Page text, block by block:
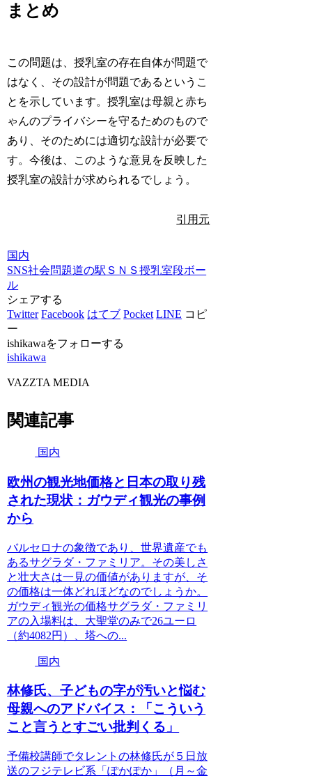
まとめ
この問題は、授乳室の存在自体が問題で
はなく、その設計が問題であるというこ
とを示しています。授乳室は母親と赤ち
ゃんのプライバシーを守るためのもので
あり、そのためには適切な設計が必要で
す。今後は、このような意見を反映した
授乳室の設計が求められるでしょう。
引用元
国内
SNS社会問題道の駅 ＳＮＳ授乳室段ボー
ル
シェアする
Twitter Facebook はてブ Pocket LINE コピ
ー
ishikawaをフォローする
ishikawa
VAZZTA MEDIA
関連記事
国内
欧州の観光地価格と日本の取り残
された現状：ガウディ観光の事例
から
バルセロナの象徴であり、世界遺産でも
あるサグラダ・ファミリア。その美しさ
と壮大さは一見の価値がありますが、そ
の価格は一体どれほどなのでしょうか。
ガウディ観光の価格サグラダ・ファミリ
アの入場料は、大聖堂のみで26ユーロ
（約4082円）、塔への...
国内
林修氏、子どもの字が汚いと悩む
母親へのアドバイス：「こういう
こと言うとすごい批判くる」
予備校講師でタレントの林修氏が５日放
送のフジテレビ系「ぽかぽか」（月～金